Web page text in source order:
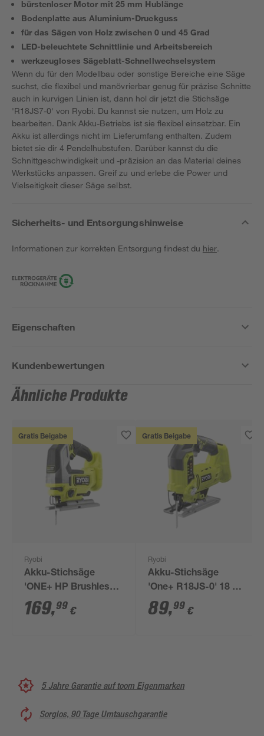
bürstenloser Motor mit 25 mm Hublänge
Bodenplatte aus Aluminium-Druckguss
für das Sägen von Holz zwischen 0 und 45 Grad
LED-beleuchtete Schnittlinie und Arbeitsbereich
werkzeugloses Sägeblatt-Schnellwechselsystem
Wenn du für den Modellbau oder sonstige Bereiche eine Säge
suchst, die flexibel und manövrierbar genug für präzise Schnitte
auch in kurvigen Linien ist, dann hol dir jetzt die Stichsäge
'R18JS7-0' von Ryobi. Du kannst sie nutzen, um Holz zu
bearbeiten. Dank Akku-Betriebs ist sie flexibel einsetzbar. Ein
Akku ist allerdings nicht im Lieferumfang enthalten. Zudem
bietet sie dir 4 Pendelhubstufen. Darüber kannst du die
Schnittgeschwindigkeit und -präzision an das Material deines
Werkstücks anpassen. Greif zu und erlebe die Power und
Vielseitigkeit dieser Säge selbst.
Sicherheits- und Entsorgungshinweise
Informationen zur korrekten Entsorgung findest du hier.
Eigenschaften
Kundenbewertungen
Ähnliche Produkte
Gratis Beigabe
Ryobi
Akku-Stichsäge
'ONE+ HP Brushless
RJS18X-0' 18 V ohne
Akku, Hublänge 25
169,99 €
Gratis Beigabe
Ryobi
Akku-Stichsäge
'One+ R18JS-0' 18 V
ohne Akku, Hublänge
25 mm
89,99 €
5 Jahre Garantie auf toom Eigenmarken
Sorglos, 90 Tage Umtauschgarantie